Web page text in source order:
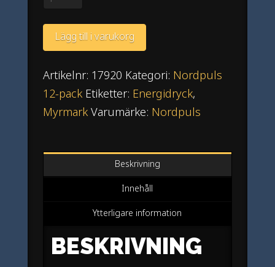
12-
pack
mängd
Lägg till i varukorg
Artikelnr: 17920 Kategori: Nordpuls
12-pack Etiketter: Energidryck,
Myrmark Varumärke: Nordpuls
Beskrivning
Innehåll
Ytterligare information
BESKRIVNING